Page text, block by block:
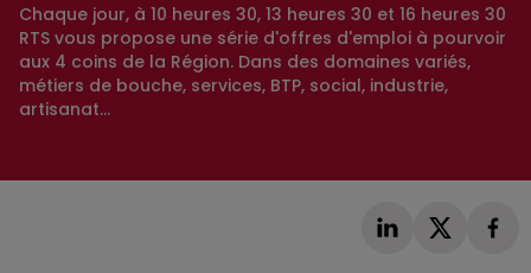
Chaque jour, à 10 heures 30, 13 heures 30 et 16 heures 30
RTS vous propose une série d'offres d'emploi à pourvoir
aux 4 coins de la Région. Dans des domaines variés,
métiers de bouche, services, BTP, social, industrie,
artisanat...